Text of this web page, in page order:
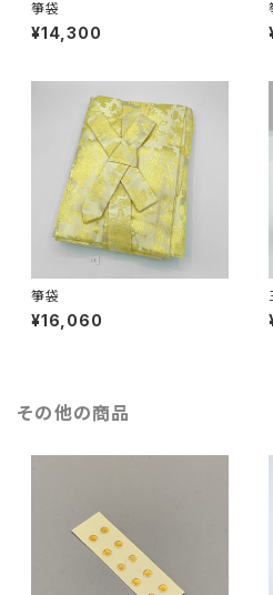
箏袋
¥14,300
箏袋
¥16,060
その他の商品